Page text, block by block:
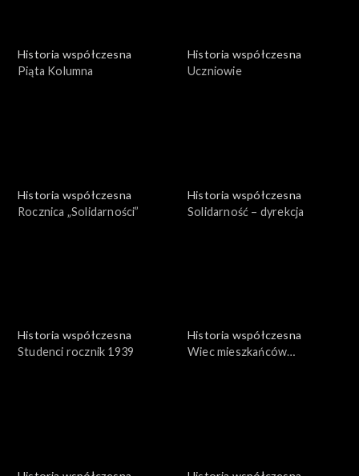
Historia współczesna
Piąta Kolumna
Historia współczesna
Uczniowie
Historia współczesna
Rocznica „Solidarności”
Historia współczesna
Solidarność – dyrekcja
Historia współczesna
Studenci rocznik 1939
Historia współczesna
Wiec mieszkańców